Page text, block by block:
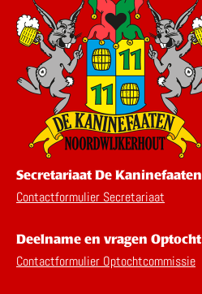
Secretariaat De Kaninefaaten
Contactformulier Secretariaat
Deelname en vragen Optocht
Contactformulier Optochtcommissie